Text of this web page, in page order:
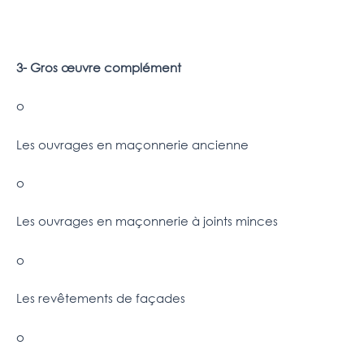
3- Gros œuvre complément
o
Les ouvrages en maçonnerie ancienne
o
Les ouvrages en maçonnerie à joints minces
o
Les revêtements de façades
o